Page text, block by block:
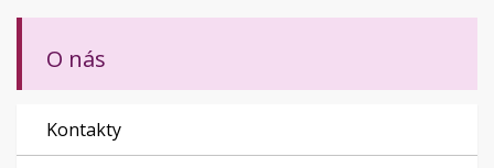
O nás
Kontakty